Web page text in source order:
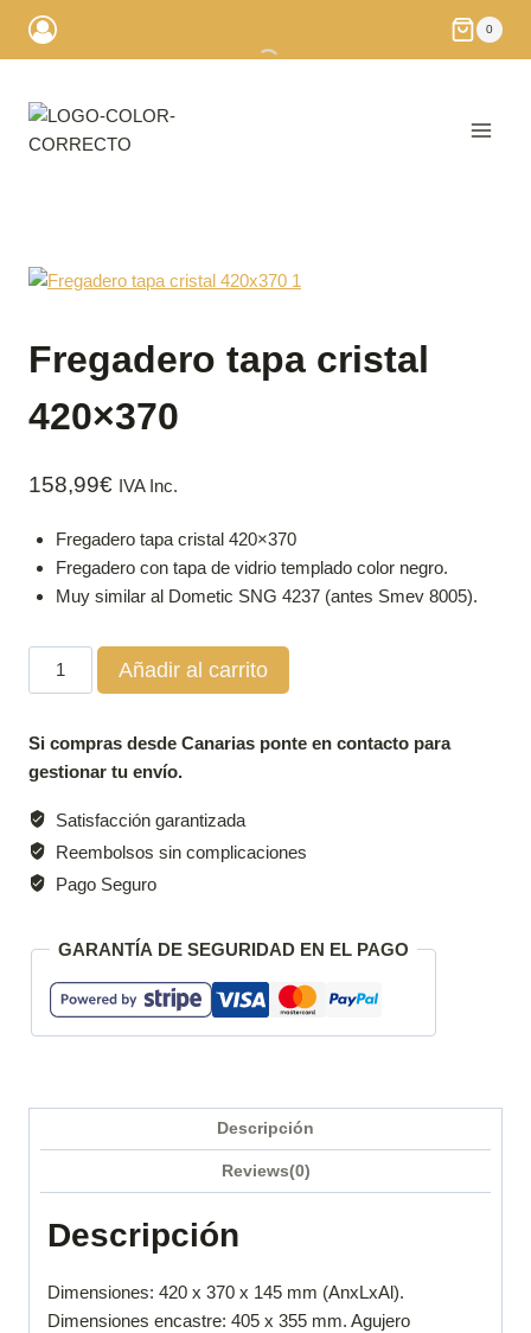
Saltar
0
Fregadero tapa cristal
420×370
158,99€ IVA Inc.
Fregadero tapa cristal 420×370
Fregadero con tapa de vidrio templado color negro.
Muy similar al Dometic SNG 4237 (antes Smev 8005).
Fregadero
tapa
420x370
cantidad
Añadir al carrito
Si compras desde Canarias ponte en contacto para
gestionar tu envío.
Satisfacción garantizada
Reembolsos sin complicaciones
Pago Seguro
GARANTÍA DE SEGURIDAD EN EL PAGO
Descripción
Reviews(0)
Descripción
Dimensiones: 420 x 370 x 145 mm (AnxLxAl).
Dimensiones encastre: 405 x 355 mm. Agujero